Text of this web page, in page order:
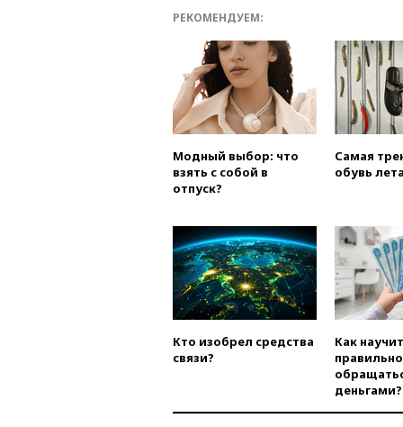
РЕКОМЕНДУЕМ:
Модный выбор: что
взять с собой в
отпуск?
Самая
обувь
Кто изобрел средства
связи?
Как
правильно
деньгами?